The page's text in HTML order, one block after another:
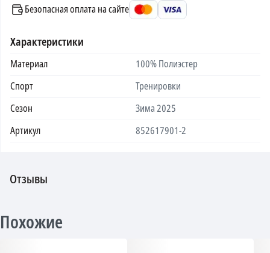
Безопасная оплата на сайте
Характеристики
Материал
100% Полиэстер
Спорт
Тренировки
Сезон
Зима 2025
Артикул
852617901-2
Отзывы
Похожие